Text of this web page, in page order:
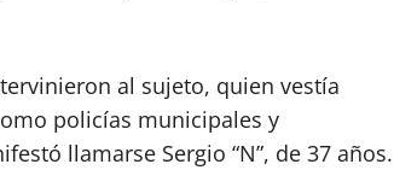
al sujeto, quien vestía
policías municipales y
llamarse Sergio “N”, de 37 años.